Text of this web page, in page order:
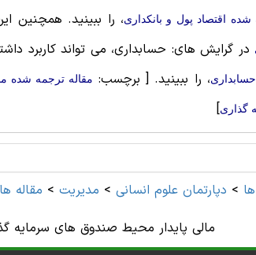
اقتصاد پول و بانکداری، را ببینید. همچنین
در گرایش های: حسابداری، می تواند کاربرد
، را ببینید. [ برچسب: مقاله ترجمه شده
گذاری]
> دپارتمان علوم انسانی > مديريت > مقاله
مالی پایدار محیط صندوق های سرمایه